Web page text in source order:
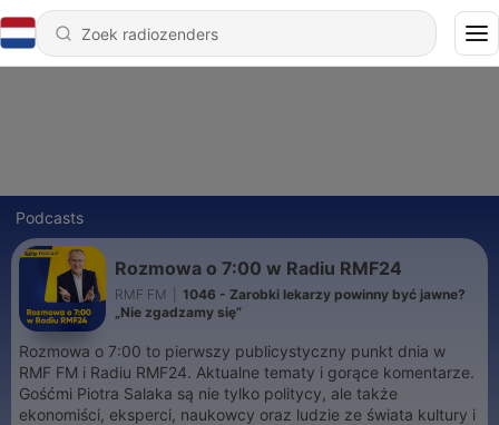
Podcasts
Rozmowa o 7:00 w Radiu RMF24
RMF FM
1046 - Zarobki lekarzy powinny być jawne?
„Nie zgadzamy się”
Rozmowa o 7:00 to pierwszy publicystyczny punkt dnia w
RMF FM i Radiu RMF24. Aktualne tematy i gorące komentarze.
Gośćmi Piotra Salaka są nie tylko politycy, ale także
ekonomiści, eksperci, naukowcy oraz ludzie ze świata kultury i